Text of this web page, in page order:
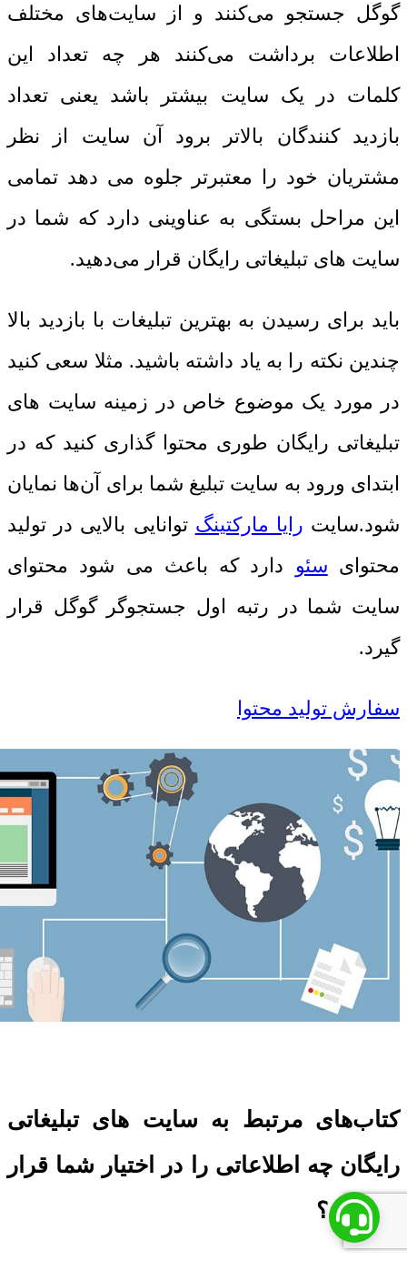
گوگل جستجو می‌کنند و از سایت‌های مختلف
اطلاعات برداشت می‌کنند هر چه تعداد این
کلمات در یک سایت بیشتر باشد یعنی تعداد
بازدید کنندگان بالاتر برود آن سایت از نظر
مشتریان خود را معتبرتر جلوه می دهد تمامی
این مراحل بستگی به عناوینی دارد که شما در
سایت ‌های تبلیغاتی رایگان قرار می‌دهید.
باید برای رسیدن به بهترین تبلیغات با بازدید بالا
چندین نکته را به یاد داشته باشید. مثلا سعی کنید
در مورد یک موضوع خاص در زمینه سایت ‌های
تبلیغاتی رایگان طوری محتوا گذاری کنید که در
ابتدای ورود به سایت تبلیغ شما برای آن‌ها نمایان
شود.سایت رایا مارکتینگ توانایی بالایی در تولید
محتوای سئو دارد که باعث می شود محتوای
سایت شما در رتبه اول جستجوگر گوگل قرار
گیرد.
سفارش تولید محتوا
کتاب‌های مرتبط به سایت ‌های تبلیغاتی
رایگان چه اطلاعاتی را در اختیار شما قرار
می‌دهند؟